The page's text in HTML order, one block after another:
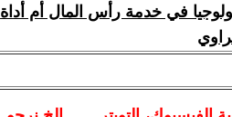
في خدمة رأس المال أم أداة